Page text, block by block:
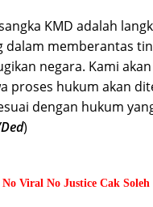
KMD adalah
dalam memberantas
negara. Kami akan
proses hukum akan
dengan hukum
)
Viral No Justice Cak Soleh